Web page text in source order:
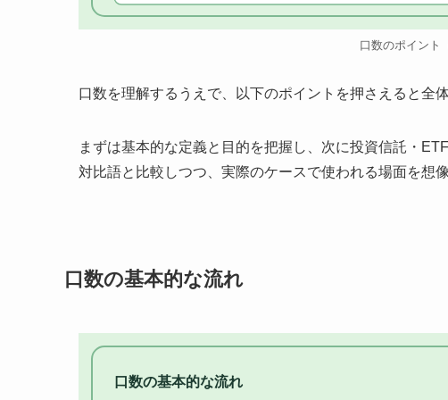
口数のポイント
口数を理解するうえで、以下のポイントを押さえると全
まずは基本的な定義と目的を把握し、次に投資信託・
対比語と比較しつつ、実際のケースで使われる場面を想
口数の基本的な流れ
口数の基本的な流れ